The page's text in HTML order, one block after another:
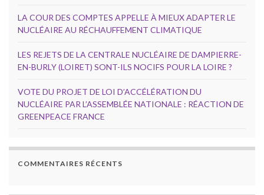
LA COUR DES COMPTES APPELLE À MIEUX ADAPTER LE
NUCLÉAIRE AU RÉCHAUFFEMENT CLIMATIQUE
LES REJETS DE LA CENTRALE NUCLÉAIRE DE DAMPIERRE-
EN-BURLY (LOIRET) SONT-ILS NOCIFS POUR LA LOIRE ?
VOTE DU PROJET DE LOI D’ACCÉLÉRATION DU
NUCLÉAIRE PAR L’ASSEMBLÉE NATIONALE : RÉACTION DE
GREENPEACE FRANCE
COMMENTAIRES RÉCENTS